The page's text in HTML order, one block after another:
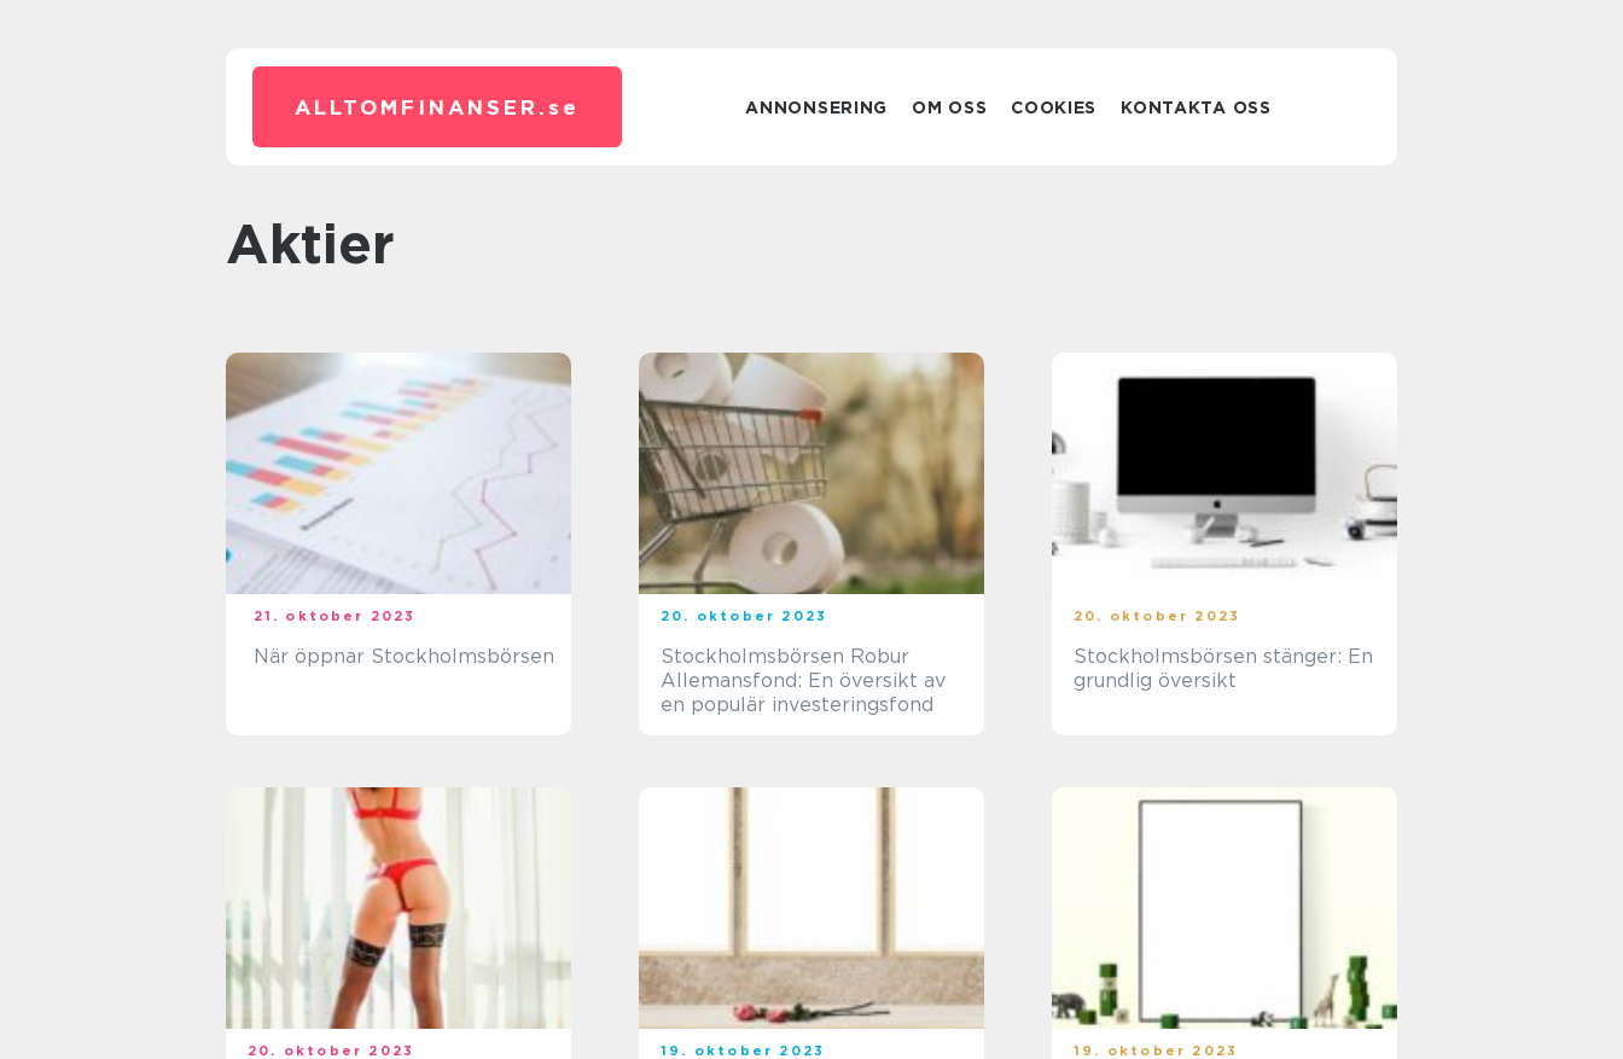
ALLTOMFINANSER. se ANNONSERING OM OSS COOKIES KONTAKTA OSS
Aktier
21. oktober 2023
När öppnar Stockholmsbörsen
20. oktober 2023
Stockholmsbörsen Robur
Allemansfond: En översikt av
en populär investeringsfond
20. oktober 2023
Stockholmsbörsen stänger: En
grundlig översikt
20. oktober 2023 19. oktober 2023 19. oktober 2023